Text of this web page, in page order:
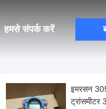
हमसे संपर्क करें
इमरसन